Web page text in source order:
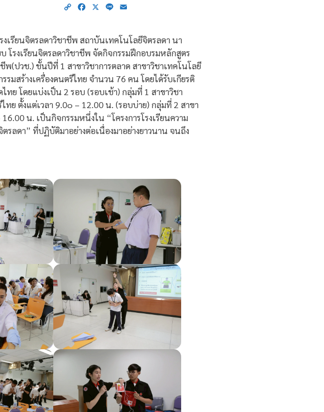
Copy Facebook
X Line
เรียนจิตรลดาวิชาชีพ สถาบันเทคโนโลยีจิตรลดา นา
โรงเรียนจิตรลดาวิชาชีพ จัดกิจกรรมฝึกอบรมหลักสูตร
(ปวช.) ชั้นปีที่ 1 สาขาวิชาการตลาด สาขาวิชาเทคโนโลยี
มสร้างเครื่องดนตรีไทย จำนวน 76 คน โดยได้รับเกียรติ
ย โดยแบ่งเป็น 2 รอบ (รอบเช้า) กลุ่มที่ 1 สาขาวิชา
ทย ตั้งแต่เวลา 9.0๐ – 12.00 น. (รอบบ่าย) กลุ่มที่ 2 สาขา
น. เป็นกิจกรรมหนึ่งใน “โครงการโรงเรียนความ
ลดา” ที่ปฏิบัติมาอย่างต่อเนื่องมาอย่างยาวนาน จนถึง